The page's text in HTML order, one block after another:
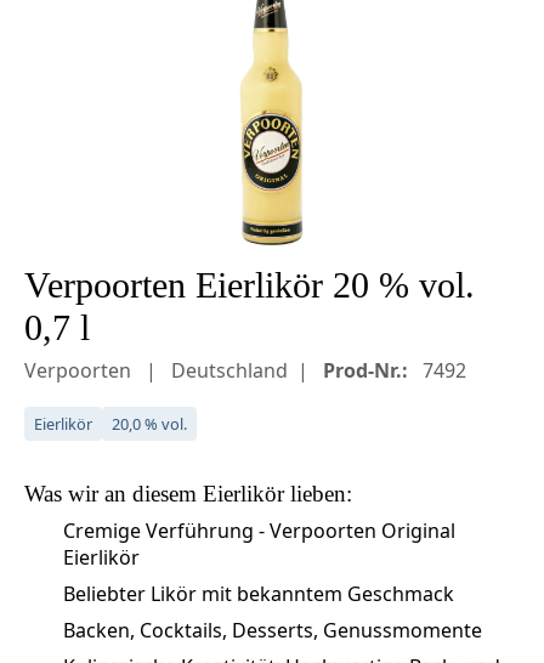
Verpoorten Eierlikör 20 % vol.
0,7 l
Verpoorten Deutschland Prod-Nr.: 7492
Eierlikör 20,0 % vol.
Was wir an diesem Eierlikörlieben:
Cremige Verführung - Verpoorten Original
Eierlikör
Beliebter Likör mit bekanntem Geschmack
Backen, Cocktails, Desserts, Genussmomente